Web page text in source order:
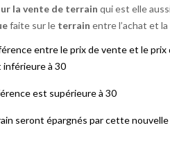
la vente de terrain qui est elle
faite sur le terrain entre l’achat et
entre le prix de vente et le prix
inférieure à 30
est supérieure à 30
seront épargnés par cette